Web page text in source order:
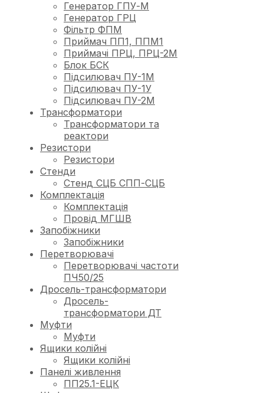
Генератор ГПУ-М
Генератор ГРЦ
Фільтр ФПМ
Приймач ПП1, ППМ1
Приймачі ПРЦ, ПРЦ-2М
Блок БСК
Підсилювач ПУ-1М
Підсилювач ПУ-1У
Підсилювач ПУ-2М
Трансформатори
Трансформатори та
реактори
Резистори
Резистори
Стенди
Стенд СЦБ СПП-СЦБ
Комплектація
Комплектація
Провід МГШВ
Запобіжники
Запобіжники
Перетворювачі
Перетворювачі частоти
ПЧ50/25
Дросель-трансформатори
Дросель-
трансформатори ДТ
Муфти
Муфти
Ящики колійні
Ящики колійні
Панелі живлення
ПП25.1-ЕЦК